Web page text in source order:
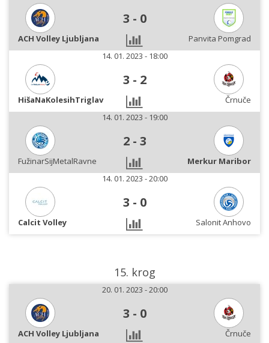
3 - 0
ACH Volley Ljubljana
Panvita Pomgrad
14. 01. 2023 - 18:00
3 - 2
HišaNaKolesihTriglav
Črnuče
14. 01. 2023 - 19:00
2 - 3
FužinarSijMetalRavne
Merkur Maribor
14. 01. 2023 - 20:00
3 - 0
Calcit Volley Salonit Anhovo
15. krog
20. 01. 2023 - 20:00
3 - 0
ACH Volley Ljubljana
Črnuče